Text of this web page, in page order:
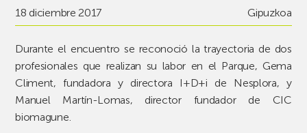
18 diciembre 2017 Gipuzkoa
Durante el encuentro se reconoció la trayectoria de dos
profesionales que realizan su labor en el Parque, Gema
Climent, fundadora y directora I+D+i de Nesplora, y
Manuel Martín-Lomas, director fundador de CIC
biomagune.